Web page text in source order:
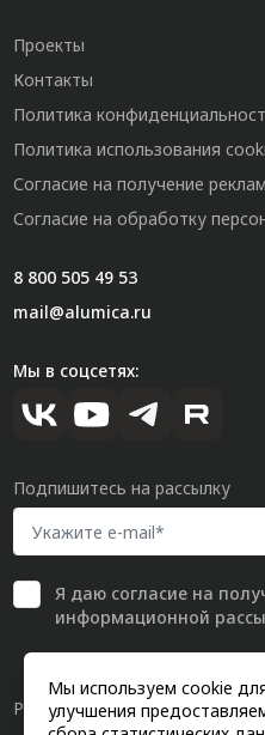
Мы используем cookie
улучшения
Проекты
Контакты
Политика
Политика использования
Согласие на получение
Согласие на обработку
8 800 505 49 53
mail@alumica.ru
Мы в соцсетях:
Подпишитесь на рассылку
Я даю согласиена
информационной
Разработка сайта